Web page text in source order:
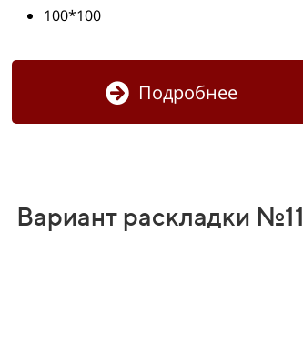
100*100
Подробнее
Вариант раскладки №11